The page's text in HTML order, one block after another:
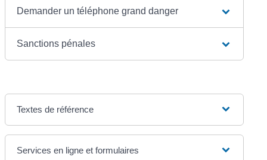
Demander un téléphone grand danger
Sanctions pénales
Textes de référence
Services en ligne et formulaires